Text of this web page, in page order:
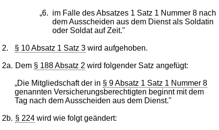
„6. im Falle des Absatzes 1 Satz 1 Nummer 8 nach
dem Ausscheiden aus dem Dienst als Soldatin
oder Soldat auf Zeit."
2. § 10 Absatz 1 Satz 3 wird aufgehoben.
2a. Dem § 188 Absatz 2 wird folgender Satz angefügt:
„Die Mitgliedschaft der in § 9 Absatz 1 Satz 1 Nummer 8
genannten Versicherungsberechtigten beginnt mit dem
Tag nach dem Ausscheiden aus dem Dienst."
2b. § 224 wird wie folgt geändert: